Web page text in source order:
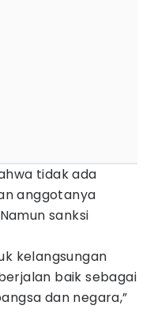
tidak ada
anggotanya
sanksi
kelangsungan
baik sebagai
dan negara,”